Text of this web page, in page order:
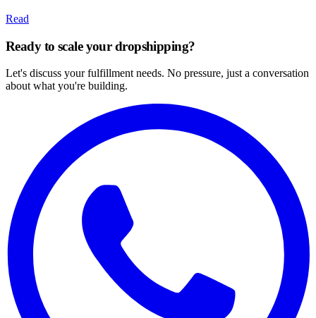
Read
Ready to scale your dropshipping?
Let's discuss your fulfillment needs. No pressure, just a conversation
about what you're building.